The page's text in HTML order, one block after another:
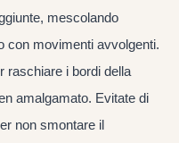
mescolando
con movimenti avvolgenti.
raschiare i bordi della
amalgamato. Evitate di
non smontare il